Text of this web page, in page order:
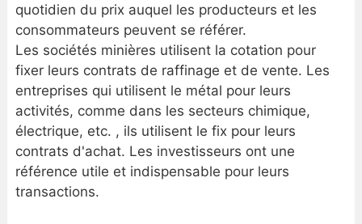
quotidien du prix auquel les producteurs et les
consommateurs peuvent se référer.
Les sociétés minières utilisent la cotation pour
fixer leurs contrats de raffinage et de vente. Les
entreprises qui utilisent le métal pour leurs
activités, comme dans les secteurs chimique,
électrique, etc. , ils utilisent le fix pour leurs
contrats d'achat. Les investisseurs ont une
référence utile et indispensable pour leurs
transactions.